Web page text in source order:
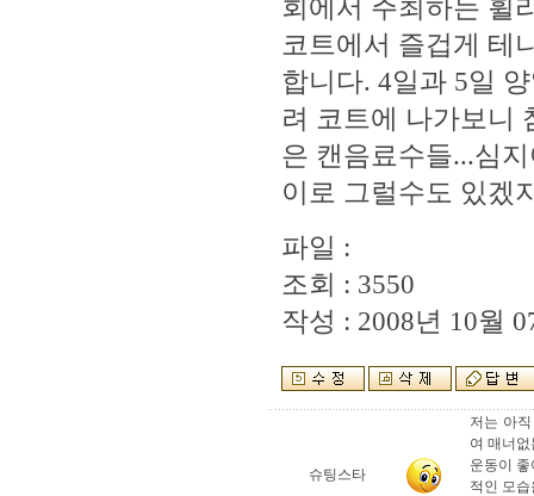
회에서 주최하는 휠
코트에서 즐겁게 테
합니다. 4일과 5일
려 코트에 나가보니
은 캔음료수들...심
이로 그럴수도 있겠
파일 :
조회 : 3550
작성 : 2008년 10월
슈팅스타
저는 아
여 매너
운동이
적인 모